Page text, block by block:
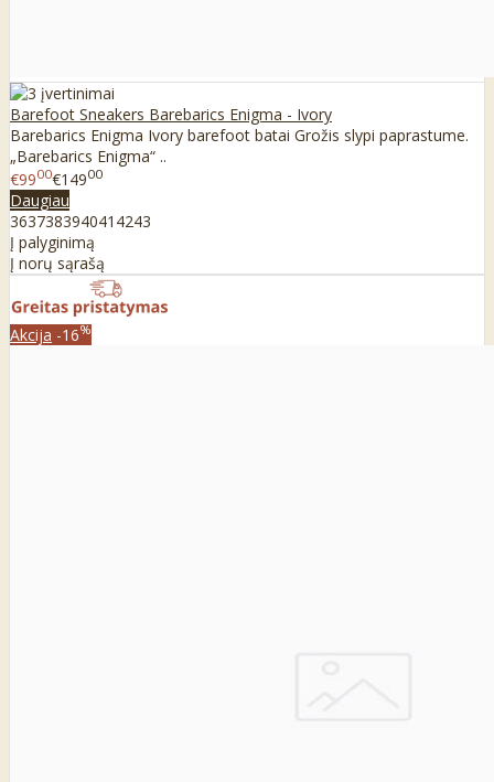
Barefoot Sneakers Barebarics Enigma - Ivory
Barebarics Enigma Ivory barefoot batai Grožis slypi paprastume.
„Barebarics Enigma“ ..
€9900€14900
Daugiau
363738394041 4243
Į palyginimą
Į norų sąrašą
Akcija -16%